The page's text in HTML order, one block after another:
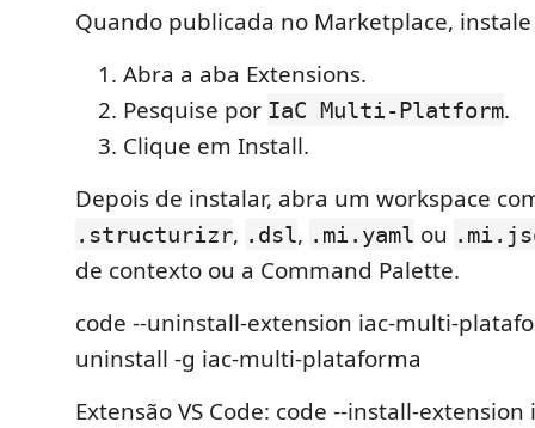
Quando publicada no Marketplace, instale
Abra a aba Extensions.
Pesquise por IaC Multi-Platform.
Clique em Install.
Depois de instalar, abra um workspace
.structurizr, .dsl, .mi.yaml ou
de contexto ou a Command Palette.
code --uninstall-extension iac-multi-
uninstall -g iac-multi-plataforma
Extensão VS Code: code --install-